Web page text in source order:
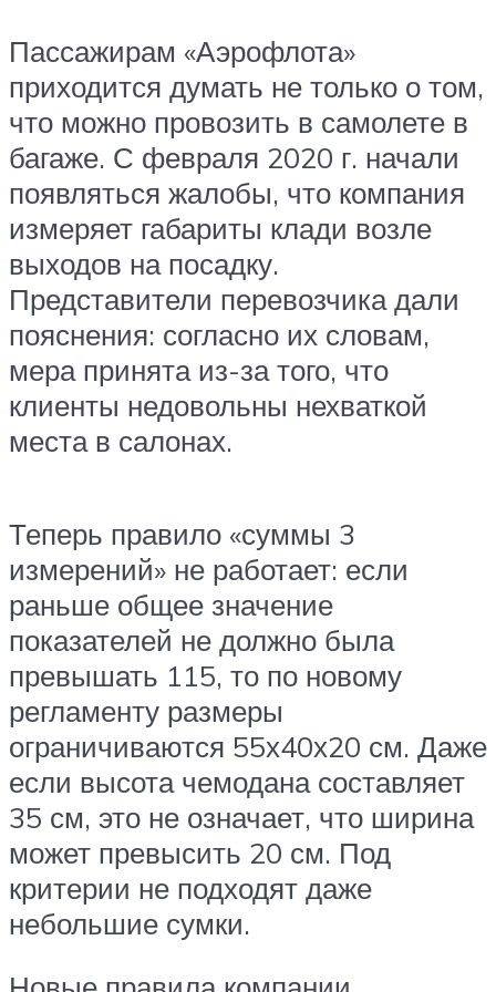
Пассажирам «Аэрофлота»
приходится думать не только о том,
что можно провозить в самолете в
багаже. С февраля 2020 г. начали
появляться жалобы, что компания
измеряет габариты клади возле
выходов на посадку.
Представители перевозчика дали
пояснения: согласно их словам,
мера принята из-за того, что
клиенты недовольны нехваткой
места в салонах.
Теперь правило «суммы 3
измерений» не работает: если
раньше общее значение
показателей не должно была
превышать 115, то по новому
регламенту размеры
ограничиваются 55х40х20 см. Даже
если высота чемодана составляет
35 см, это не означает, что ширина
может превысить 20 см. Под
критерии не подходят даже
небольшие сумки.